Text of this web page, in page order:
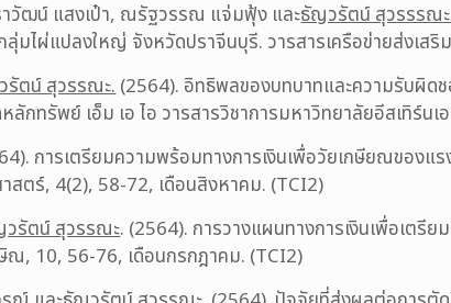
วัฒน์ แสงเป๋า, ณรัฐวรรณ แจ่มฟุ้ง และธัญวรัตน์ สุวรรรณ
มไผ่แปลงใหญ่ จังหวัดปราจีนบุรี. วารสารเครือข่ายส่งเ
ตน์ สุวรรณะ.(2564). อิทธิพลของบทบาทและความรับผิด
ลักทรัพย์ เอ็ม เอ ไอ วารสารวิชาการมหาวิทยาลัยอีสเทิร์
การเตรียมความพร้อมทางการเงินเพื่อวัยเกษียณของแ
สตร์, 4(2), 58-72, เดือนสิงหาคม. (TCI2)
รัตน์ สุวรรณะ. (2564). การวางแผนทางการเงินเพื่อเตรี
, 10, 56-76, เดือนกรกฎาคม. (TCI2)